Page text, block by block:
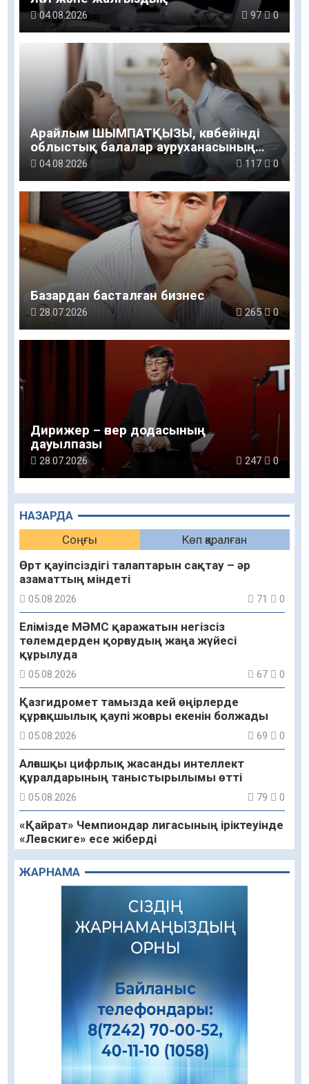
НАЗАРДА
Соңғы
Көп қаралған
Өрт қауіпсіздігі талаптарын сақтау – әр
азаматтың міндеті
05.08.2026 71 0
Елімізде МӘМС қаражатын негізсіз
төлемдерден қорғаудың жаңа жүйесі
құрылуда
05.08.2026 67 0
Қазгидромет тамызда кей өңірлерде
құрғақшылық қаупі жоғары екенін болжады
05.08.2026 69 0
Алғашқы цифрлық жасанды интеллект
құралдарының таныстырылымы өтті
05.08.2026 79 0
«Қайрат» Чемпиондар лигасының іріктеуінде
«Левскиге» есе жіберді
05.08.2026 71 0
«Ұлттық нақыш – заманауи панно» атты
шеберлік сағаты өтті
05.08.2026
Цифрландыру саласын дамыту аясында
салынатын жаңа орталықтың жобасы
Құқықтық статистика және арнайы есепке
алу жөніндегі комитеттің Қызылорда
облысы бойынша департаментінің басшысы
тағайындалды
04.08.2026
ЖАРНАМА
04.08.2026 97 0
Арайлым ШЫМПАТҚЫЗЫ, көпбейінді
облыстық балалар ауруханасының
логопед маманы: Баланың сөйлеуі мен
дамуы үйдегі қарапайым қарым-
қатынастан басталады
04.08.2026 117 0
Базардан басталған бизнес
28.07.2026 265 0
Дирижер – өнер додасының
дауылпазы
28.07.2026 247 0